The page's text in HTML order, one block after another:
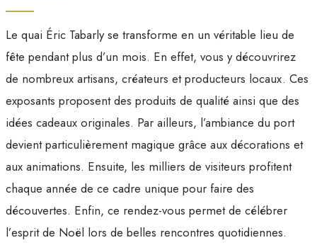
Le quai Éric Tabarly se transforme en un véritable lieu de
fête pendant plus d’un mois. En effet, vous y découvrirez
de nombreux artisans, créateurs et producteurs locaux. Ces
exposants proposent des produits de qualité ainsi que des
idées cadeaux originales. Par ailleurs, l’ambiance du port
devient particulièrement magique grâce aux décorations et
aux animations. Ensuite, les milliers de visiteurs profitent
chaque année de ce cadre unique pour faire des
découvertes. Enfin, ce rendez-vous permet de célébrer
l’esprit de Noël lors de belles rencontres quotidiennes.